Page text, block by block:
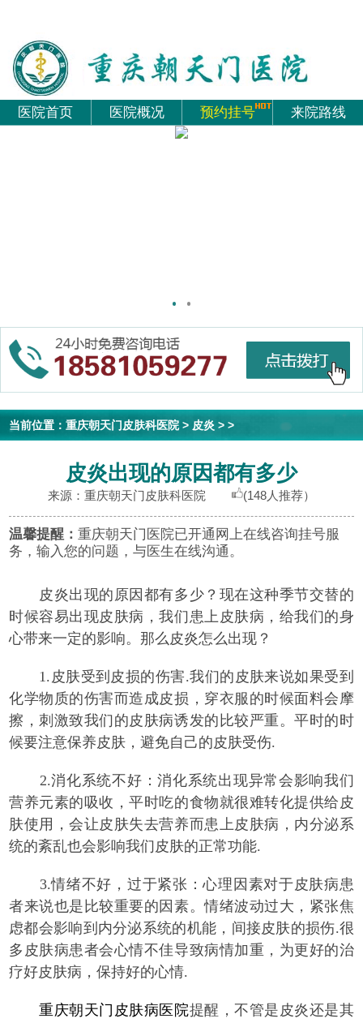
医院首页 医院概况 预约挂号 来院路线
当前位置：重庆朝天门皮肤科医院> 皮炎 > >
皮炎出现的原因都有多少
来源：重庆朝天门皮肤科医院 (148人推荐）
温馨提醒：重庆朝天门医院已开通网上在线咨询挂号服
务，输入您的问题，与医生在线沟通。
皮炎出现的原因都有多少？ 现在这种季节交替的
时候容易出现皮肤病，我们患上皮肤病，给我们的身
心带来一定的影响。那么皮炎怎么出现？
1.皮肤受到皮损的伤害.我们的皮肤来说如果受到
化学物质的伤害而造成皮损，穿衣服的时候面料会摩
擦，刺激致我们的皮肤病诱发的比较严重。平时的时
候要注意保养皮肤，避免自己的皮肤受伤.
2.消化系统不好：消化系统出现异常会影响我们
营养元素的吸收，平时吃的食物就很难转化提供给皮
肤使用，会让皮肤失去营养而患上皮肤病，内分泌系
统的紊乱也会影响我们皮肤的正常功能.
3.情绪不好，过于紧张：心理因素对于皮肤病患
者来说也是比较重要的因素。情绪波动过大，紧张焦
虑都会影响到内分泌系统的机能，间接皮肤的损伤.很
多皮肤病患者会心情不佳导致病情加重，为更好的治
疗好皮肤病，保持好的心情.
重庆朝天门皮肤病医院提醒，不管是皮炎还是其